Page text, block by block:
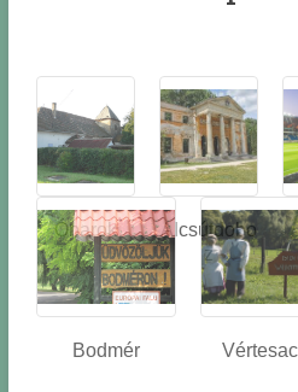
Óbarok
Alcsútdobo
z
Bodmér